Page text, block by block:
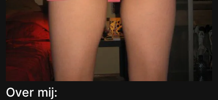
Over mij: